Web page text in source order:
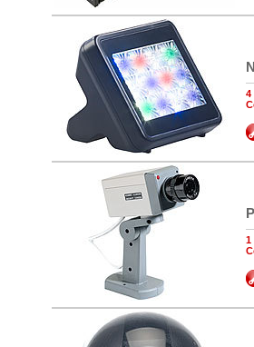
4
1